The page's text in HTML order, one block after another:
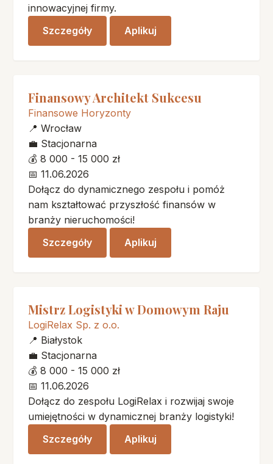
innowacyjnej firmy.
Szczegóły
Aplikuj
Finansowy Architekt Sukcesu
Finansowe Horyzonty
📍 Wrocław
💼 Stacjonarna
💰 8 000 - 15 000 zł
📅 11.06.2026
Dołącz do dynamicznego zespołu i pomóż
nam kształtować przyszłość finansów w
branży nieruchomości!
Szczegóły
Aplikuj
Mistrz Logistyki w Domowym Raju
LogiRelax Sp. z o.o.
📍 Białystok
💼 Stacjonarna
💰 8 000 - 15 000 zł
📅 11.06.2026
Dołącz do zespołu LogiRelax i rozwijaj swoje
umiejętności w dynamicznej branży logistyki!
Szczegóły
Aplikuj